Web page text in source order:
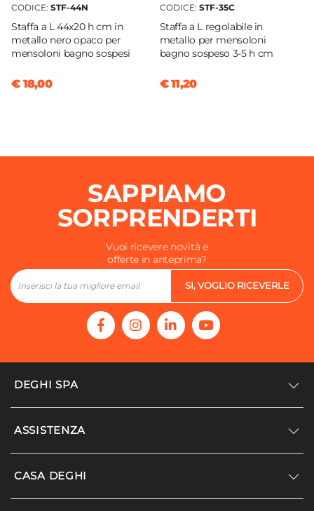
CODICE: STF-44N
Staffa a L 44x20 h cm in
metallo nero opaco per
mensoloni bagno sospesi
€ 18,00
CODICE: STF-35C
Staffa a L regolabile in
metallo per mensoloni
bagno sospeso 3-5 h cm
€ 11,20
SAPPIAMO
SORPRENDERTI
Vuoi ricevere novità e
offerte in anteprima?
SI, VOGLIO RICEVERLE
DEGHI SPA
Accedi/Registrati
ASSISTENZA
Supporto
CASA DEGHI